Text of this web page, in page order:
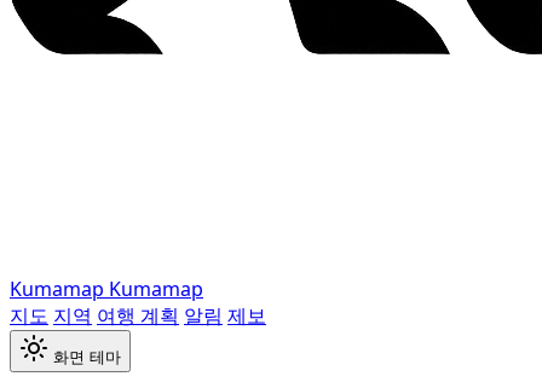
Kumamap Kumamap
지도 지역 여행 계획 알림 제보
화면 테마